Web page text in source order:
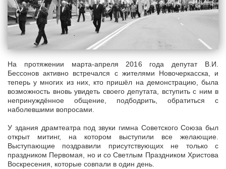
На протяжении марта-апреля 2016 года депутат В.И.
Бессонов активно встречался с жителями Новочеркасска, и
теперь у многих из них, кто пришёл на демонстрацию, была
возможность вновь увидеть своего депутата, вступить с ним в
непринуждённое общение, подбодрить, обратиться с
наболевшими вопросами.
У здания драмтеатра под звуки гимна Советского Союза был
открыт митинг, на котором выступили все желающие.
Выступающие поздравили присутствующих не только с
праздником Первомая, но и со Светлым Праздником Христова
Воскресения, которые совпали в один день.